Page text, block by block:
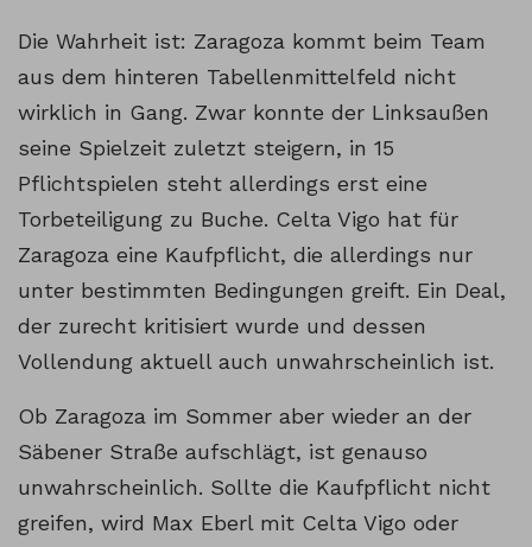
Die Wahrheit ist: Zaragoza kommt beim Team
aus dem hinteren Tabellenmittelfeld nicht
wirklich in Gang. Zwar konnte der Linksaußen
seine Spielzeit zuletzt steigern, in 15
Pflichtspielen steht allerdings erst eine
Torbeteiligung zu Buche. Celta Vigo hat für
Zaragoza eine Kaufpflicht, die allerdings nur
unter bestimmten Bedingungen greift. Ein Deal,
der zurecht kritisiert wurde und dessen
Vollendung aktuell auch unwahrscheinlich ist.
Ob Zaragoza im Sommer aber wieder an der
Säbener Straße aufschlägt, ist genauso
unwahrscheinlich. Sollte die Kaufpflicht nicht
greifen, wird Max Eberl mit Celta Vigo oder